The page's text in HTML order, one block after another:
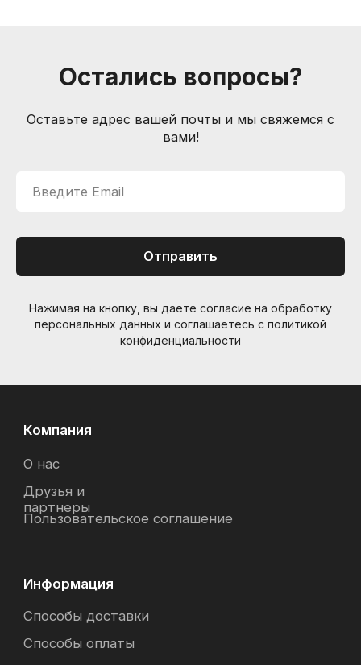
Остались вопросы?
Оставьте адрес вашей почты и мы свяжемся с
вами!
Введите Email
Отправить
Нажимая на кнопку, вы даете согласие на обработку
персональных данных и соглашаетесь c политикой
конфиденциальности
+7 (905) 257-13-85
Контакты
© Интернет-магазин "Необходимые вещи". Г. Санкт-
Петербург. 2021-2026г.